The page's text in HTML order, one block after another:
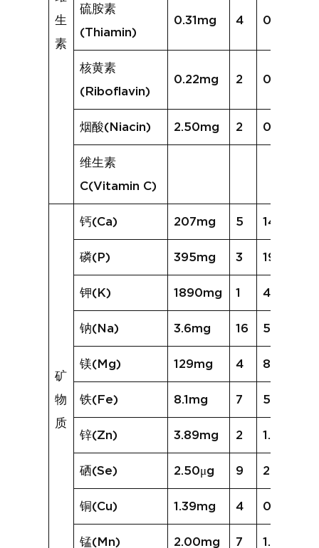
生
素
硫胺素
(Thiamin)
0.31mg 4 0.12mg
核黄素
(Riboflavin)
0.22mg 2 0.09mg
烟酸(Niacin) 2.50mg 2 0.90mg
维生素
C(Vitamin C)
矿
物
质
钙(Ca) 207mg 5 143mg
磷(P) 395mg 3 197mg
钾(K) 1890mg 1 439mg
钠(Na) 3.6mg 16 59.1mg
镁(Mg) 129mg 4 80mg
铁(Fe) 8.1mg 7 5.5mg
锌(Zn) 3.89mg 2 1.73mg
硒(Se) 2.50μg 9 2.42μg
铜(Cu) 1.39mg 4 0.84mg
锰(Mn) 2.00mg 7 1.30mg